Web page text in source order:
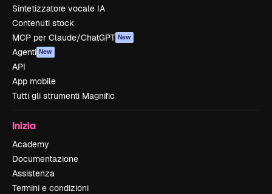
Sintetizzatore vocale IA
Contenuti stock
MCP per Claude/ChatGPT New
Agenti New
API
App mobile
Tutti gli strumenti Magnific
Inizia
Academy
Documentazione
Assistenza
Termini e condizioni